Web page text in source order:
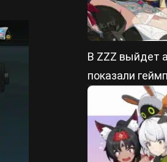
В ZZZ выйдет
показали
патче 3.2